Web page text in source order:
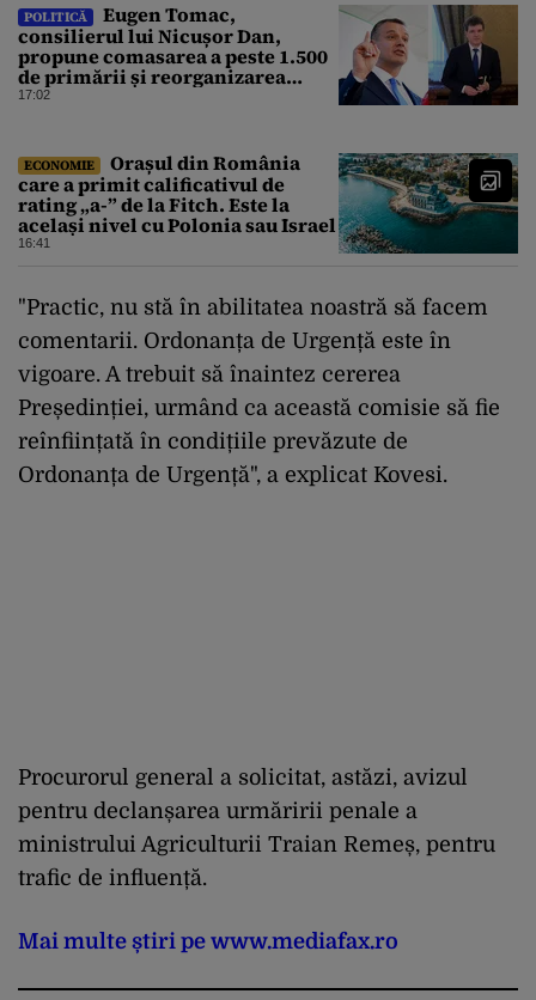
POLITICĂ
Eugen Tomac,
consilierul lui Nicușor Dan,
propune comasarea a peste 1.500
de primării și reorganizarea
administrativă a județelor
17:02
ECONOMIE
Orașul din România
care a primit calificativul de
rating „a-” de la Fitch. Este la
același nivel cu Polonia sau Israel
16:41
"Practic, nu stă în abilitatea noastră să facem
comentarii. Ordonanța de Urgență este în
vigoare. A trebuit să înaintez cererea
Președinției, urmând ca această comisie să fie
reînființată în condițiile prevăzute de
Ordonanța de Urgență", a explicat Kovesi.
Procurorul general a solicitat, astăzi, avizul
pentru declanșarea urmăririi penale a
ministrului Agriculturii Traian Remeș, pentru
trafic de influență.
Mai multe știri pe www.mediafax.ro